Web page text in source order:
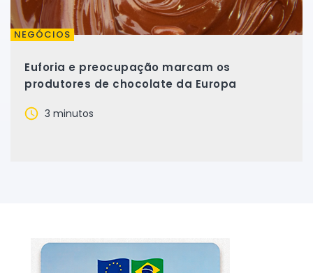
NEGÓCIOS
Euforia e preocupação marcam os
produtores de chocolate da Europa
3 minutos